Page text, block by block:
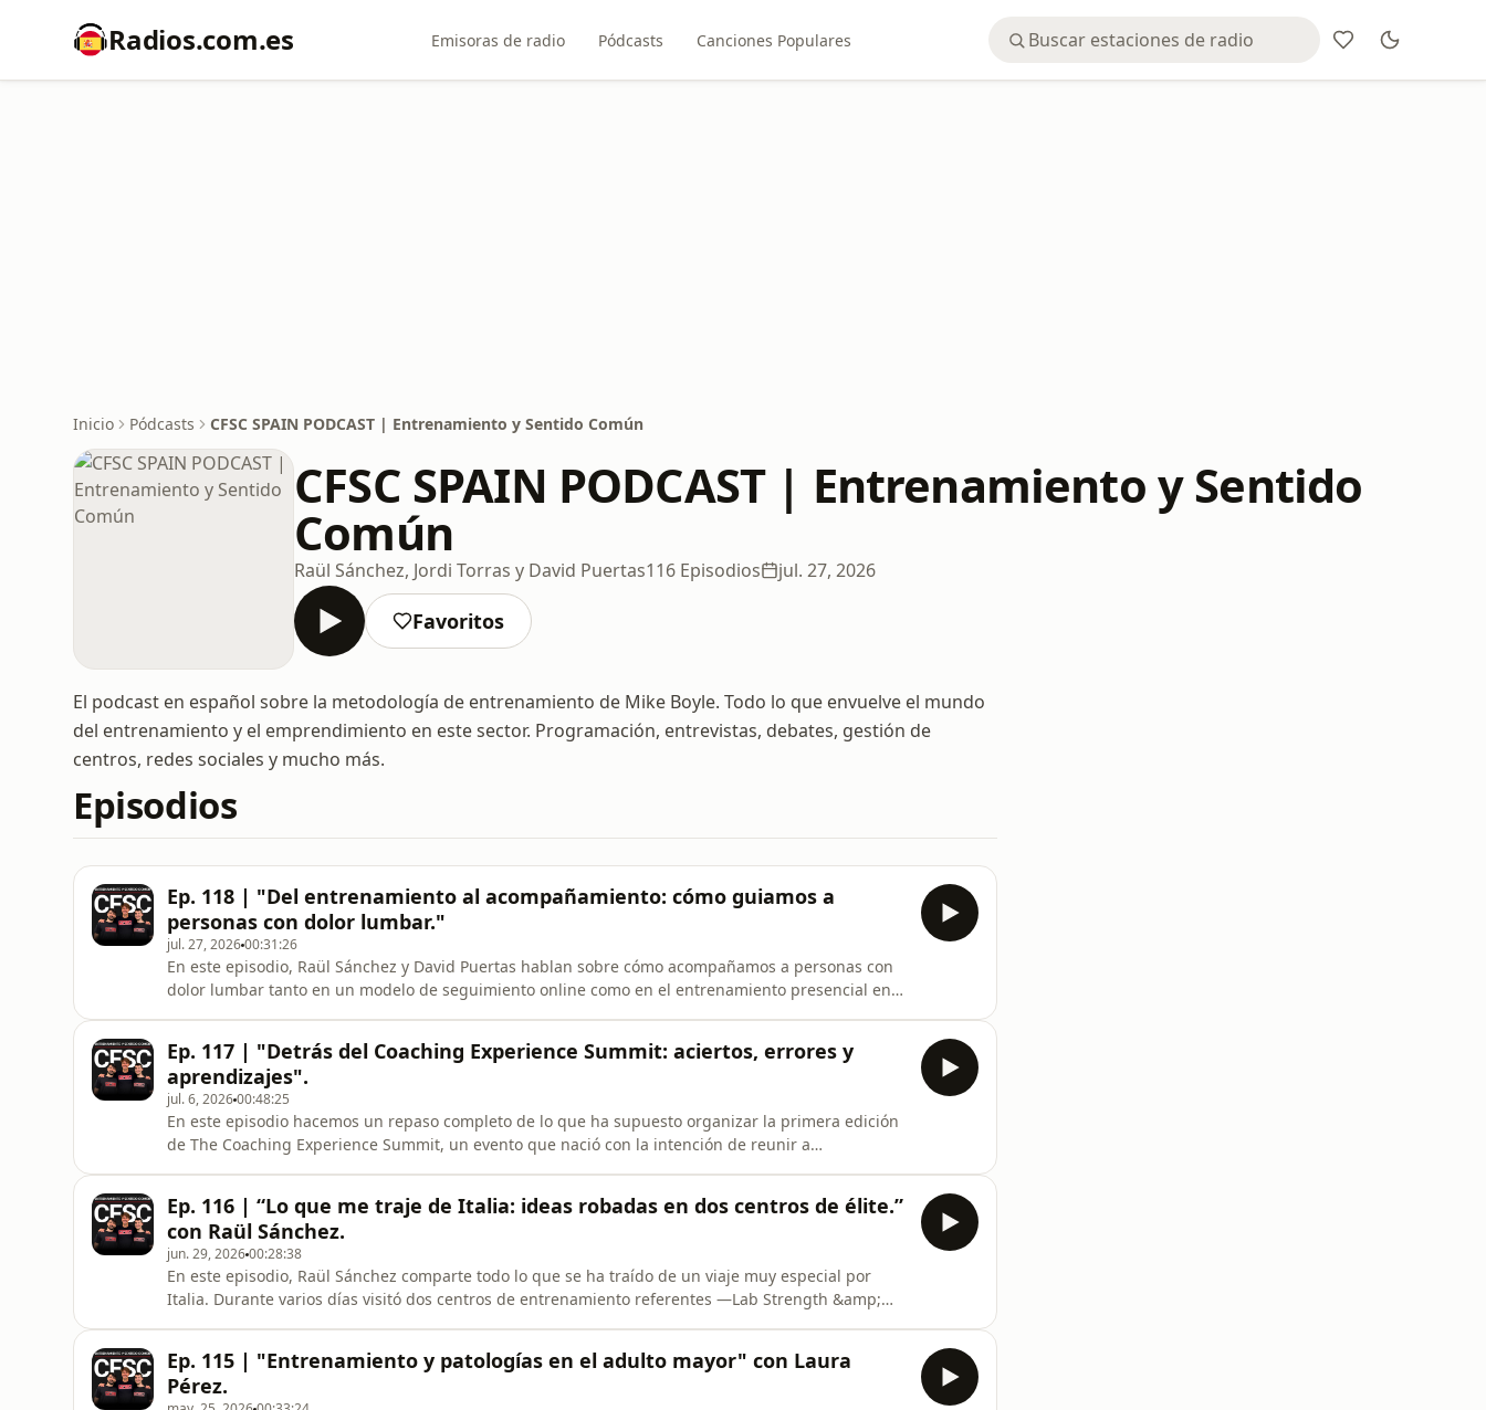
Radios.com.es Emisoras de radio Pódcasts Canciones Populares
Inicio Pódcasts CFSC SPAIN PODCAST | Entrenamiento y Sentido Común
CFSC SPAIN PODCAST | Entrenamiento y Sentido
Común
Raül Sánchez, Jordi Torras y David Puertas116 Episodios jul. 27, 2026
Favoritos
El podcast en español sobre la metodología de entrenamiento de Mike Boyle. Todo lo que envuelve el mundo
del entrenamiento y el emprendimiento en este sector. Programación, entrevistas, debates, gestión de
centros, redes sociales y mucho más.
Episodios
Ep. 118 | "Del entrenamiento al acompañamiento: cómo guiamos a
personas con dolor lumbar."
jul. 27, 202600:31:26
En este episodio, Raül Sánchez y David Puertas hablan sobre cómo acompañamos a personas con
dolor lumbar tanto en un modelo de seguimiento online como en el entrenamiento presencial en
acompañamiento, qué importancia
Ep. 117 | "Detrás del Coaching Experience Summit: aciertos, errores y
aprendizajes".
jul. 6, 202600:48:25
En este episodio hacemos un repaso completo de lo que ha supuesto organizar la primera edición
de The Coaching Experience Summit, un evento que nació con la intención de reunir a
sobre todo lo que ha ocurrido: qu
Ep. 116 | “Lo que me traje de Italia: ideas robadas en dos centros de élite.”
con Raül Sánchez.
jun. 29, 202600:28:38
En este episodio, Raül Sánchez comparte todo lo que se ha traído de un viaje muy especial por
Italia. Durante varios días visitó dos centros de entrenamiento referentes —Lab Strength &amp;
trabajan otros profesional
Ep. 115 | "Entrenamiento y patologías en el adulto mayor" con Laura
Pérez.